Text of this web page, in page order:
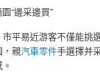
“邊采邊買”
平易近游客不僅能挑
，親汽車零件手選擇并